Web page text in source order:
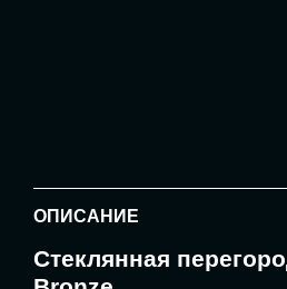
ОПИСАНИЕ
Стеклянная